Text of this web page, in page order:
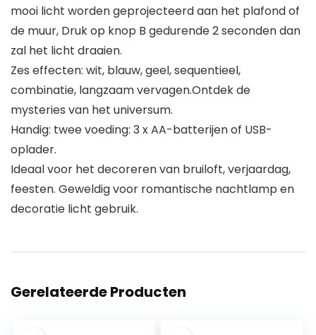
mooi licht worden geprojecteerd aan het plafond of
de muur, Druk op knop B gedurende 2 seconden dan
zal het licht draaien.
Zes effecten: wit, blauw, geel, sequentieel,
combinatie, langzaam vervagen.Ontdek de
mysteries van het universum.
Handig: twee voeding: 3 x AA-batterijen of USB-
oplader.
Ideaal voor het decoreren van bruiloft, verjaardag,
feesten. Geweldig voor romantische nachtlamp en
decoratie licht gebruik.
Gerelateerde Producten